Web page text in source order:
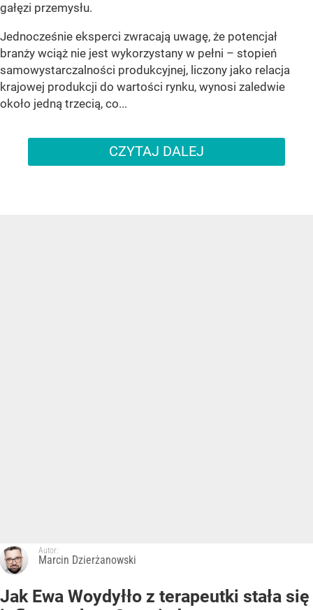
gałęzi przemysłu.
Jednocześnie eksperci zwracają uwagę, że potencjał
branży wciąż nie jest wykorzystany w pełni – stopień
samowystarczalności produkcyjnej, liczony jako relacja
krajowej produkcji do wartości rynku, wynosi zaledwie
około jedną trzecią, co...
CZYTAJ DALEJ
Autor:
Marcin Dzierżanowski
Jak Ewa Woydyłło z terapeutki stała się